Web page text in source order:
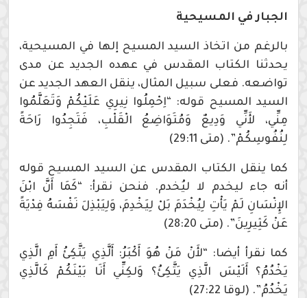
الجبار في المسيحية
بالرغم من اتخاذ السيد المسيح إلها في المسيحية،
يحدثنا الكتاب المقدس في عهده الجديد عن مدى
تواضعه. فعلى سبيل المثال، ينقل العهد الجديد عن
السيد المسيح قوله: “اِحْمِلُوا نِيرِي عَلَيْكُمْ وَتَعَلَّمُوا
مِنِّي، لأَنِّي وَدِيعٌ وَمُتَوَاضِعُ الْقَلْبِ، فَتَجِدُوا رَاحَةً
لِنُفُوسِكُمْ”. (متى 29:11)
كما ينقل الكتاب المقدس عن السيد المسيح قوله
أنه جاء ليخدم لا ليُخدم. فنحن نقرأ: “كَمَا أَنَّ ابْنَ
الإِنْسَانِ لَمْ يَأْتِ لِيُخْدَمَ بَلْ لِيَخْدِمَ، وَلِيَبْذِلَ نَفْسَهُ فِدْيَةً
عَنْ كَثِيرِينَ”. (متى 28:20)
كما نقرأ أيضا: “لأَنْ مَنْ هُوَ أَكْبَرُ: أَلَّذِي يَتَّكِئُ أَمِ الَّذِي
يَخْدُمُ؟ أَلَيْسَ الَّذِي يَتَّكِئُ؟ وَلكِنِّي أَنَا بَيْنَكُمْ كَالَّذِي
يَخْدُمُ”. (لوقا 27:22)